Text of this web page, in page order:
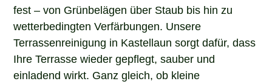
fest – von Grünbelägen über Staub bis hin zu
wetterbedingten Verfärbungen. Unsere
Terrassenreinigung in Kastellaun sorgt dafür, dass
Ihre Terrasse wieder gepflegt, sauber und
einladend wirkt. Ganz gleich, ob kleine